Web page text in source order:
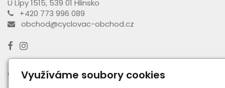
U Lípy 1515, 539 01 Hlinsko
+420 773 996 089
obchod@cyclovac-obchod.cz
Otevírací doba výdejny
Využíváme soubory cookies